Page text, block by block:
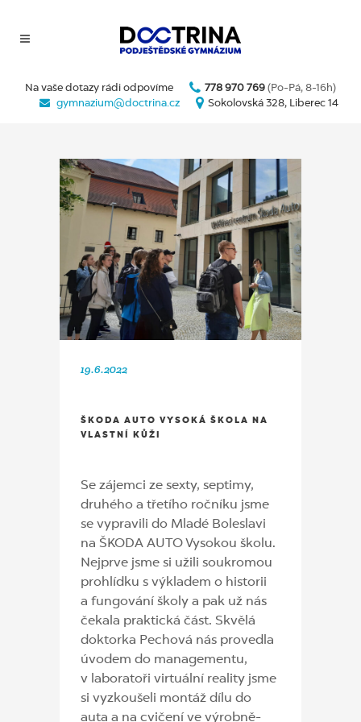
Na vaše dotazy rádi odpovíme 778 970 769 (Po-Pá, 8-16h)
gymnazium@doctrina.cz
Sokolovská 328, Liberec 14
19.6.2022
ŠKODA AUTO VYSOKÁ ŠKOLA NA
VLASTNÍ KŮŽI
Se zájemci ze sexty, septimy,
druhého a třetího ročníku jsme
se vypravili do Mladé Boleslavi
na ŠKODA AUTO Vysokou školu.
Nejprve jsme si užili soukromou
prohlídku s výkladem o historii
a fungování školy a pak už nás
čekala praktická část. Skvělá
doktorka Pechová nás provedla
úvodem do managementu,
v laboratoři virtuální reality jsme
si vyzkoušeli montáž dílu do
auta a na cvičení ve výrobně-